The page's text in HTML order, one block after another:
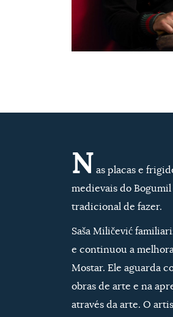
N as placas e
medievais do
tradicional de fazer.
Saša Miličević
e continuou a
Mostar. Ele aguarda
obras de arte e na
através da arte. O